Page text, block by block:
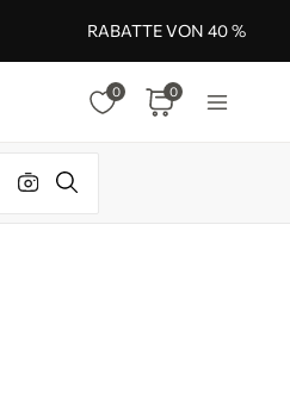
RABATTE VON 40 %
0 0